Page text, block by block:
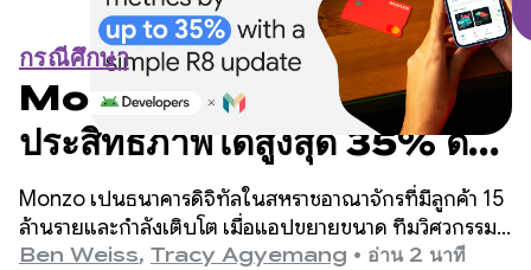
กรณีศึกษา
Monzo เพิ่มเมตริก
ประสิทธิภาพได้สูงสุด 35% ด้วย
การอัปเดต R8 แบบง่ายๆ
Monzo เป็นธนาคารดิจิทัลในสหราชอาณาจักรที่มีลูกค้า 15
ล้านรายและกำลังเติบโต เมื่อแอปขยายขนาด ทีมวิศวกรรม
พบว่าเวลาเริ่มต้นของแอปเป็นส่วนสำคัญที่ควรปรับปรุง แต่
Ben Weiss, Tracy Agyemang • อ่าน 2 นาที